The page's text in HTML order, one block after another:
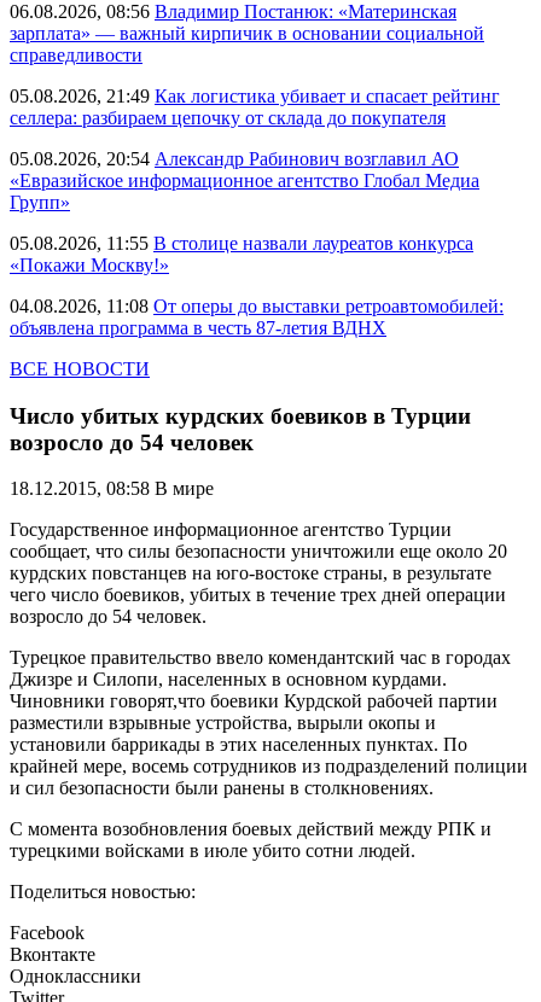
06.08.2026, 08:56 Владимир Постанюк: «Материнская
зарплата» — важный кирпичик в основании социальной
справедливости
05.08.2026, 21:49 Как логистика убивает и спасает рейтинг
селлера: разбираем цепочку от склада до покупателя
05.08.2026, 20:54 Александр Рабинович возглавил АО
«Евразийское информационное агентство Глобал Медиа
Групп»
05.08.2026, 11:55 В столице назвали лауреатов конкурса
«Покажи Москву!»
04.08.2026, 11:08 От оперы до выставки ретроавтомобилей:
объявлена программа в честь 87-летия ВДНХ
ВСЕ НОВОСТИ
Число убитых курдских боевиков в Турции
возросло до 54 человек
18.12.2015, 08:58 В мире
Государственное информационное агентство Турции
сообщает, что силы безопасности уничтожили еще около 20
курдских повстанцев на юго-востоке страны, в результате
чего число боевиков, убитых в течение трех дней операции
возросло до 54 человек.
Турецкое правительство ввело комендантский час в городах
Джизре и Силопи, населенных в основном курдами.
Чиновники говорят,что боевики Курдской рабочей партии
разместили взрывные устройства, вырыли окопы и
установили баррикады в этих населенных пунктах. По
крайней мере, восемь сотрудников из подразделений полиции
и сил безопасности были ранены в столкновениях.
С момента возобновления боевых действий между РПК и
турецкими войсками в июле убито сотни людей.
Поделиться новостью:
Facebook
Вконтакте
Одноклассники